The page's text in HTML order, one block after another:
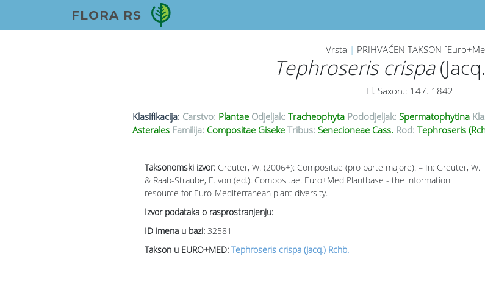
FLORA RS
Vrsta | PRIHVAĆEN TAKSON
Tephroseris crispa
Fl. Saxon.: 147. 1842
Klasifikacija: Carstvo: Plantae Odjeljak: Tracheophyta Pododjeljak: Spermatophytina
Asterales Familija: Compositae Giseke Tribus: Senecioneae Cass. Rod: Tephroseris
Taksonomski izvor: Greuter, W. (2006+): Compositae (pro parte majore). – In: Greuter, W.
& Raab-Straube, E. von (ed.): Compositae. Euro+Med Plantbase - the information
resource for Euro-Mediterranean plant diversity.
Izvor podataka o rasprostranjenju:
ID imena u bazi: 32581
Takson u EURO+MED: Tephroseris crispa (Jacq.) Rchb.